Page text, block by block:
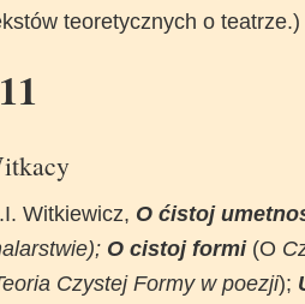
teoretycznych o teatrze.)
Witkiewicz, O ćistoj
O cistoj formi(O
Czystej Formy w poezji);